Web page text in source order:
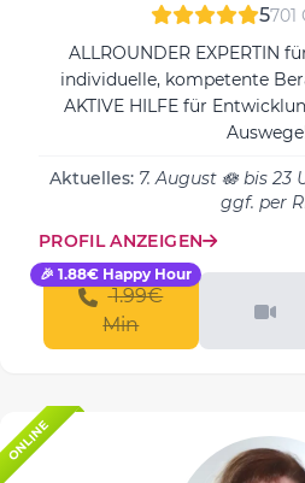
5701
ALLROUNDER EXPERTIN
individuelle, kompetente
AKTIVE HILFE für
Aktuelles: 7. August 🪷 bis 23
ggf. per
PROFIL ANZEIGEN
1.99€
Min
🎉 1.88€ Happy Hour
ONLINE